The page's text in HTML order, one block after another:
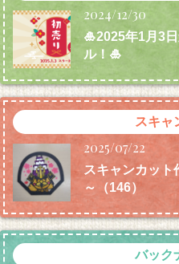
2024/12/30
🎍2025年1月3
ル！🎍
スキャ
2025/07/22
スキャンカット
～（146）
バック